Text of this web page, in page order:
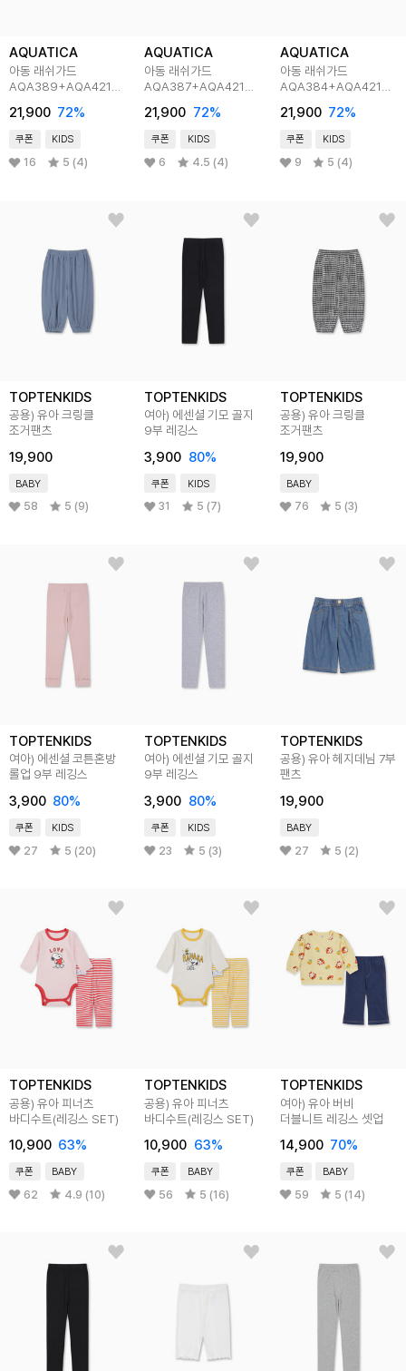
AQUATICA
아동 래쉬가드
AQA389+AQA421
one
21,900 72%
쿠폰 KIDS
16 5 (4)
AQUATICA
아동 래쉬가드
AQA387+AQA421
one
21,900 72%
쿠폰 KIDS
6 4.5 (4)
AQUATICA
아동 래쉬가드
AQA384+AQA421
one
21,900 72%
쿠폰 KIDS
9 5 (4)
TOPTENKIDS
공용) 유아 크링클
조거팬츠
19,900
BABY
58 5 (9)
TOPTENKIDS
여아) 에센셜 기모 골지
9부 레깅스
3,900 80%
쿠폰 KIDS
31 5 (7)
TOPTENKIDS
공용) 유아 크링클
조거팬츠
19,900
BABY
76 5 (3)
TOPTENKIDS
여아) 에센셜 코튼혼방
롤업 9부 레깅스
3,900 80%
쿠폰 KIDS
27 5 (20)
TOPTENKIDS
여아) 에센셜 기모 골지
9부 레깅스
3,900 80%
쿠폰 KIDS
23 5 (3)
TOPTENKIDS
공용) 유아 헤지데님 7부
팬츠
19,900
BABY
27 5 (2)
TOPTENKIDS
공용) 유아 피너츠
바디수트(레깅스 SET)
10,900 63%
쿠폰 BABY
62 4.9 (10)
TOPTENKIDS
공용) 유아 피너츠
바디수트(레깅스 SET)
10,900 63%
쿠폰 BABY
56 5 (16)
TOPTENKIDS
여아) 유아 버비
더블니트 레깅스 셋업
14,900 70%
쿠폰 BABY
59 5 (14)